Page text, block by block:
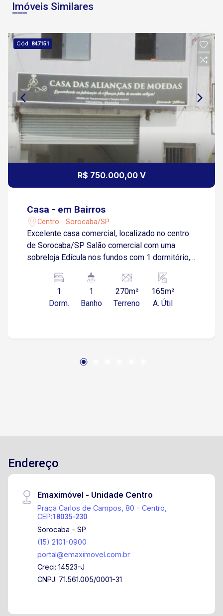
Imóveis Similares
Cód. 847151
R$ 750.000,00 V
Casa - em Bairros
Centro - Sorocaba/SP
Excelente casa comercial, localizado no centro
de Sorocaba/SP Salão comercial com uma
sobreloja Edícula nos fundos com 1 dormitório,
1
Dorm.
1
Banho
270m²
Terreno
165m²
A. Útil
Endereço
Emaximóvel - Unidade Centro
Praça Carlos de Campos, 80 - Centro,
CEP:18035-230
Sorocaba - SP
(15) 2101-0900
portal@emaximovel.com.br
Creci: 14523-J
CNPJ: 71.561.005/0001-31